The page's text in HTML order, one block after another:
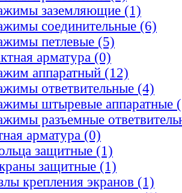
заземляющие (1)
соединительные (6)
петлевые (5)
арматура (0)
аппаратный (12)
ответвительные (4)
штыревые аппаратные
разъемные
арматура (0)
защитные (1)
защитные (1)
крепления экранов (1)